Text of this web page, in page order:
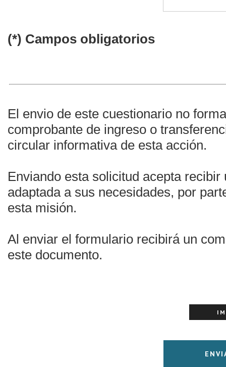
(*) Campos obligatorios
El envio de este cuestionario no
comprobante de ingreso o
circular informativa de esta acción.
Enviando esta solicitud acepta
adaptada a sus necesidades, por
esta misión.
Al enviar el formulario recibirá un
este documento.